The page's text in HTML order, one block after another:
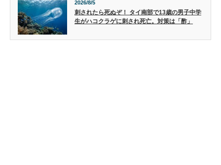
2026/8/5
刺されたら死ぬぞ！ タイ南部で13歳の男子中学
生がハコクラゲに刺され死亡。対策は「酢」